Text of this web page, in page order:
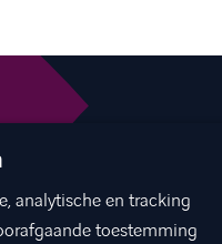
analytische en tracking
toestemming